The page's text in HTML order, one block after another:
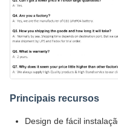
Principais recursos
Design de fácil